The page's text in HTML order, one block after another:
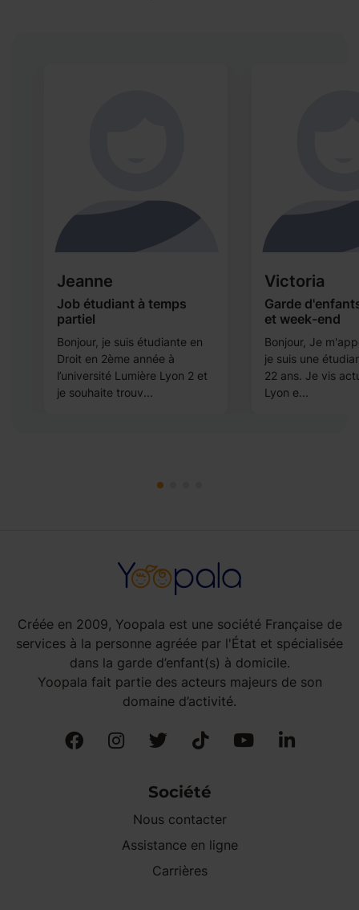
Jeanne
Job étudiant à temps
partiel
Bonjour, je suis étudiante en
Droit en 2ème année à
l’université Lumière Lyon 2 et
je souhaite trouv...
Victoria
Garde
et week-end
Bonjour, Je
je suis une
22 ans. Je vis
Lyon e...
Créée en 2009, Yoopala est une société Française de
services à la personne agréée par l'État et spécialisée
dans la garde d’enfant(s) à domicile.
Yoopala fait partie des acteurs majeurs de son
domaine d’activité.
Société
Nous contacter
Assistance en ligne
Carrières